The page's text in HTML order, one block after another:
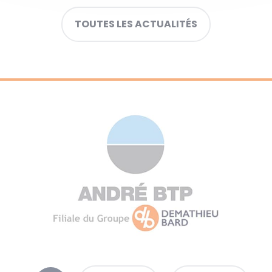
TOUTES LES ACTUALITÉS